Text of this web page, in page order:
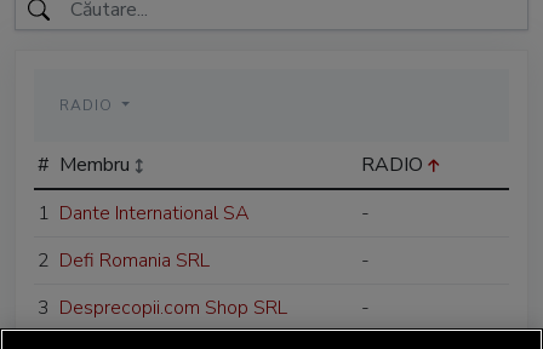
RADIO
# Membru
RADIO
1 Dante International SA
-
2 Defi Romania SRL
-
3 Desprecopii.com Shop SRL
-